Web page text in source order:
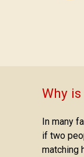
Why
In many
if two
matching